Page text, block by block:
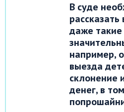
В суде
даже
например,
выезда
склонение
денег, в